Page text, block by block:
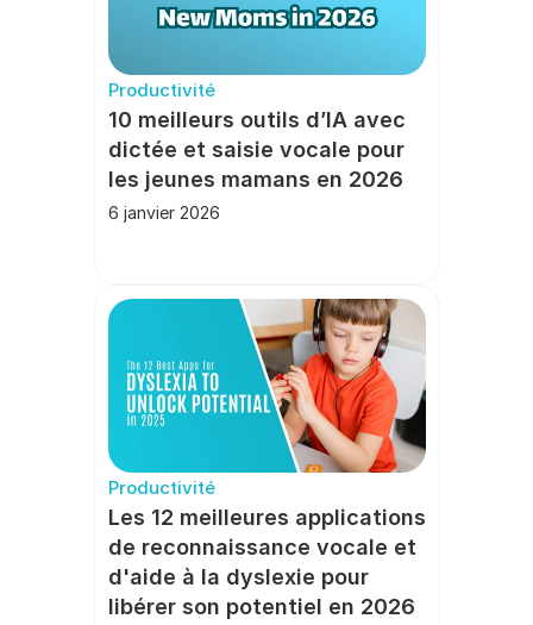
Productivité
10 meilleurs outils d’IA avec
dictée et saisie vocale pour
les jeunes mamans en 2026
6 janvier 2026
Productivité
Les 12 meilleures applications
de reconnaissance vocale et
d'aide à la dyslexie pour
libérer son potentiel en 2026